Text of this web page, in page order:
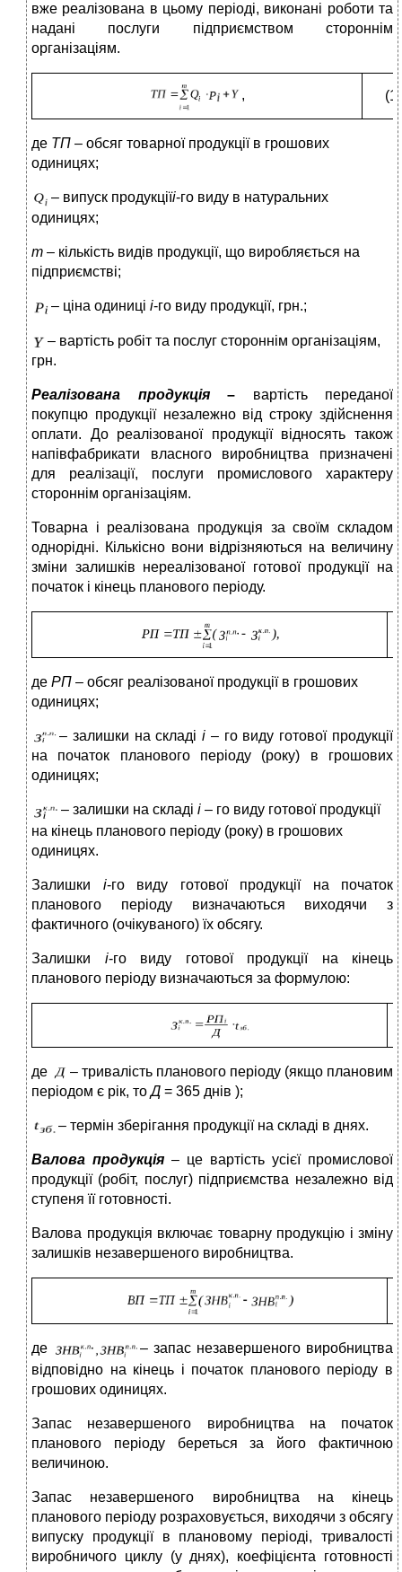
вже реалізована в цьому періоді, виконані роботи та
надані послуги підприємством стороннім
організаціям.
, (1)
де ТП – обсяг товарної продукції в грошових
одиницях;
– випуск продукціїі-го виду в натуральних
одиницях;
m – кількість видів продукції, що виробляється на
підприємстві;
– ціна одиниці і-го виду продукції, грн.;
– вартість робіт та послуг стороннім організаціям,
грн.
Реалізована продукція– вартість переданої
покупцю продукції незалежно від строку здійснення
оплати. До реалізованої продукції відносять також
напівфабрикати власного виробництва призначені
для реалізації, послуги промислового характеру
стороннім організаціям.
Товарна і реалізована продукція за своїм складом
однорідні. Кількісно вони відрізняються на величину
зміни залишків нереалізованої готової продукції на
початок і кінець планового періоду.
де РП – обсяг реалізованої продукції в грошових
одиницях;
– залишки на складіi – го виду готової продукції
на початок планового періоду (року) в грошових
одиницях;
– залишки на складі i – го виду готової продукції
на кінець планового періоду (року) в грошових
одиницях.
Залишки i-го виду готової продукції на початок
планового періоду визначаються виходячи з
фактичного (очікуваного) їх обсягу.
Залишки i-го виду готової продукції на кінець
планового періоду визначаються за формулою:
де
– тривалість планового періоду (якщо плановим
періодом є рік, тоД = 365 днів );
– термін зберігання продукції на складі в днях.
Валова продукція – це вартість усієї промислової
продукції (робіт, послуг) підприємства незалежно від
ступеня її готовності.
Валова продукція включає товарну продукцію і зміну
залишків незавершеного виробництва.
де
– запас незавершеного виробництва
відповідно на кінець і початок планового періоду в
грошових одиницях.
Запас незавершеного виробництва на початок
планового періоду береться за його фактичною
величиною.
Запас незавершеного виробництва на кінець
планового періоду розраховується, виходячи з обсягу
випуску продукції в плановому періоді, тривалості
виробничого циклу (у днях), коефіцієнта готовності